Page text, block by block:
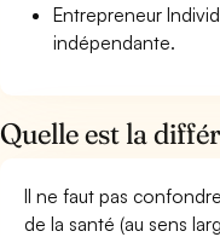
Entrepreneur
indépendante.
Quelle est la
Il ne faut pas
de la santé (au sens